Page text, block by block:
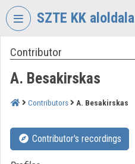
Skip header
SZTE KK aloldala
VIDEO
UNIVERSITY
OF
KLEBELSBERG
LIBRARY
Contributor
A. Besakirskas
Contributors A. Besakirskas
Contributor's recordings